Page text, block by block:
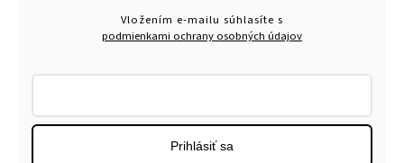
Vložením e-mailu súhlasíte s
podmienkami ochrany osobných údajov
Prihlásiť sa